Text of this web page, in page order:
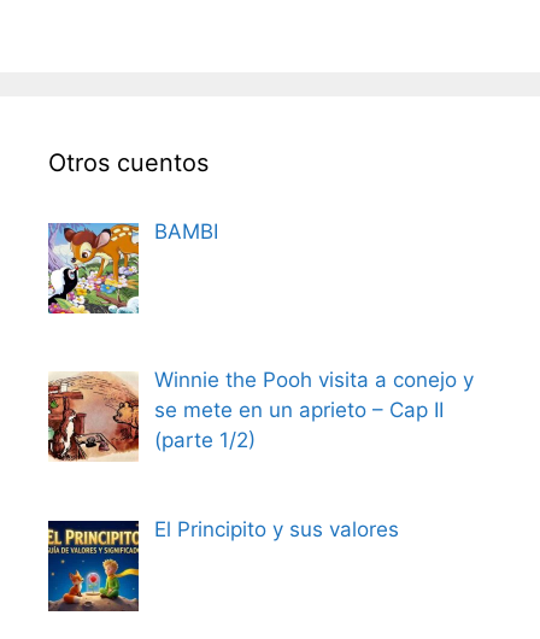
Otros cuentos
BAMBI
Winnie the Pooh visita a conejo y
se mete en un aprieto – Cap II
(parte 1/2)
El Principito y sus valores